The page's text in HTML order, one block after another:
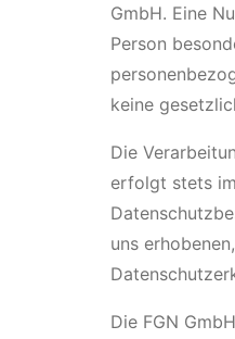
GmbH. Eine
Person
keine
Die
erfolgt stets
uns
Die FGN